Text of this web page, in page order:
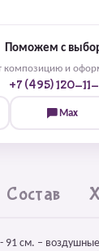
Поможем с
и
+7 (495) 120-
Max
Состав
см. –